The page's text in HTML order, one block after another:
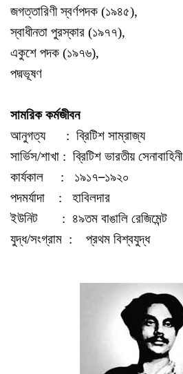
জগত্তারিণী স্বর্ণপদক (১৯৪৫),
স্বাধীনতা পুরস্কার (১৯৭৭),
একুশে পদক (১৯৭৬),
পদ্মভূষণ
সামরিক কর্মজীবন
আনুগত্য : ব্রিটিশ সাম্রাজ্য
সার্ভিস/শাখা : ব্রিটিশ ভারতীয় সেনাবাহিনী
কার্যকাল : ১৯১৭–১৯২০
পদমর্যাদা : হাবিলদার
ইউনিট : ৪৯তম বাঙালি রেজিমেন্ট
যুদ্ধ/সংগ্রাম : প্রথম বিশ্বযুদ্ধ